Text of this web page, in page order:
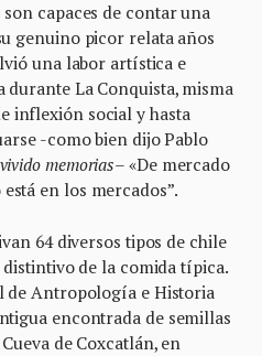
capaces de contar una
genuino picor relata años
una labor artística e
La Conquista, misma
inflexión social y hasta
-como bien dijo Pablo
memorias– «De mercado
en los mercados”.
64 diversos tipos de chile
de la comida típica.
de Antropología e Historia
encontrada de semillas
de Coxcatlán, en